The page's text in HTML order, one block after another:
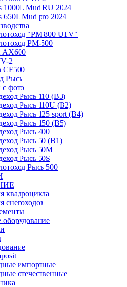
1000L Mud RU 2024
650L Mud pro 2024
"РМ 800 UTV"
РМ-500
AX600
2
CF500
Рысь
с фото
Рысь 110 (B3)
Рысь 110U (B2)
Рысь 125 sport (B4)
Рысь 150 (B5)
Рысь 400
Рысь 50 (B1)
Рысь 50M
Рысь 50S
Рысь 500
квадроцикла
снегоходов
оборудование
импортные
отечественные